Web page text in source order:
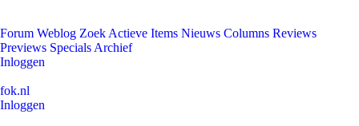
Forum Weblog Zoek Actieve Items Nieuws Columns Reviews
Previews Specials Archief
Inloggen
fok.nl
Inloggen